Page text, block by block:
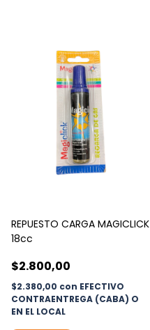
REPUESTO CARGA MAGICLICK
18cc
$2.800,00
$2.380,00 con EFECTIVO
CONTRAENTREGA (CABA) O
EN EL LOCAL